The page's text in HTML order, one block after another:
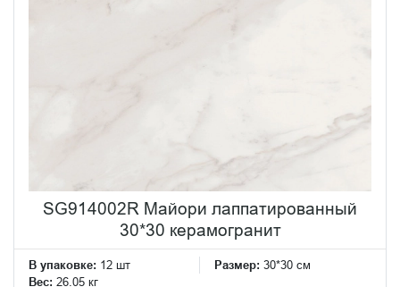
SG914002R Майори лаппатированный
30*30 керамогранит
В упаковке: 12 шт Размер: 30*30 см
Вес: 26.05 кг